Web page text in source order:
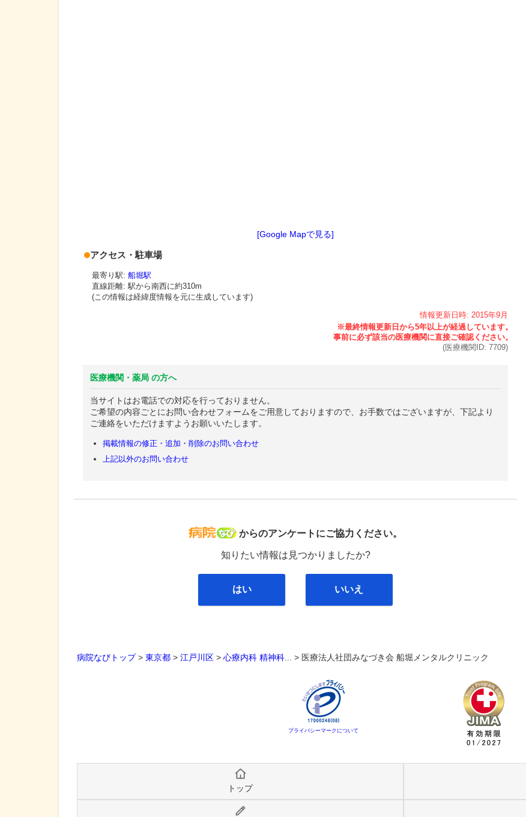
[Google Mapで見る]
アクセス・駐車場
最寄り駅: 船堀駅
直線距離: 駅から南西に約310m
(この情報は経緯度情報を元に生成しています)
情報更新日時: 2015年9月
(医療機関ID: 7709)
医療機関・薬局 の方へ
当サイトはお電話での対応を行っておりません。
ご希望の内容ごとにお問い合わせフォームをご用意しておりますので、お手数ではございますが、下記より
ご連絡をいただけますようお願いいたします。
掲載情報の修正・追加・削除のお問い合わせ
上記以外のお問い合わせ
病院なび
からのアンケートにご協力ください。
知りたい情報は見つかりましたか?
はい いいえ
病院なびトップ> 東京都 > 江戸川区 > 心療内科 精神科 ... > 医療法人社団みなづき会 船堀メンタルクリニック
プライバシーマークについて
トップ